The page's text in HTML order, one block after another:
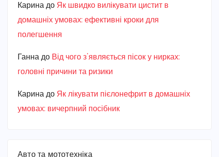
Карина до Як швидко вилікувати цистит в
домашніх умовах: ефективні кроки для
полегшення
Ганна до Від чого з’являється пісок у нирках:
головні причини та ризики
Карина до Як лікувати пієлонефрит в домашніх
умовах: вичерпний посібник
Авто та мототехніка